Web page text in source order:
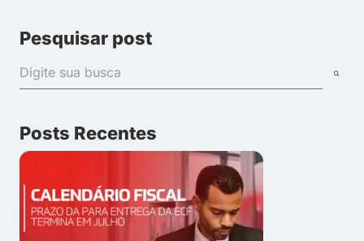
Pesquisar post
Posts Recentes